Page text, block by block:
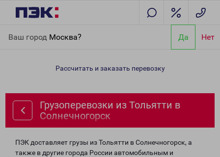
Ваш город Москва? Да Нет
Солнечногорск
Рассчитать и заказать перевозку
Грузоперевозки из Тольятти в
Солнечногорск
ПЭК доставляет грузы из Тольятти в Солнечногорск, а
также в другие города России автомобильным и